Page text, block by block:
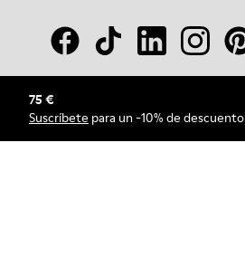
75 €
Suscríbete para un -10% de descuento
© Camper, 2026